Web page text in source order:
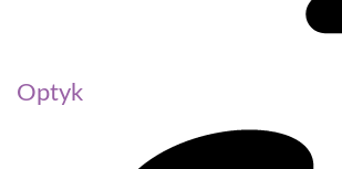
Optyk